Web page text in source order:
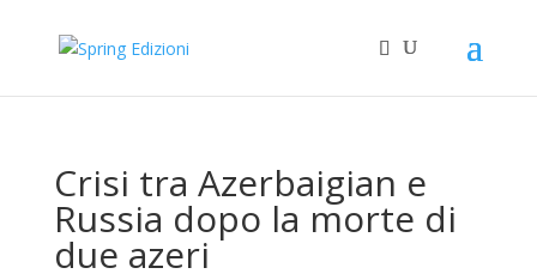
Crisi tra Azerbaigian e
Russia dopo la morte di
due azeri